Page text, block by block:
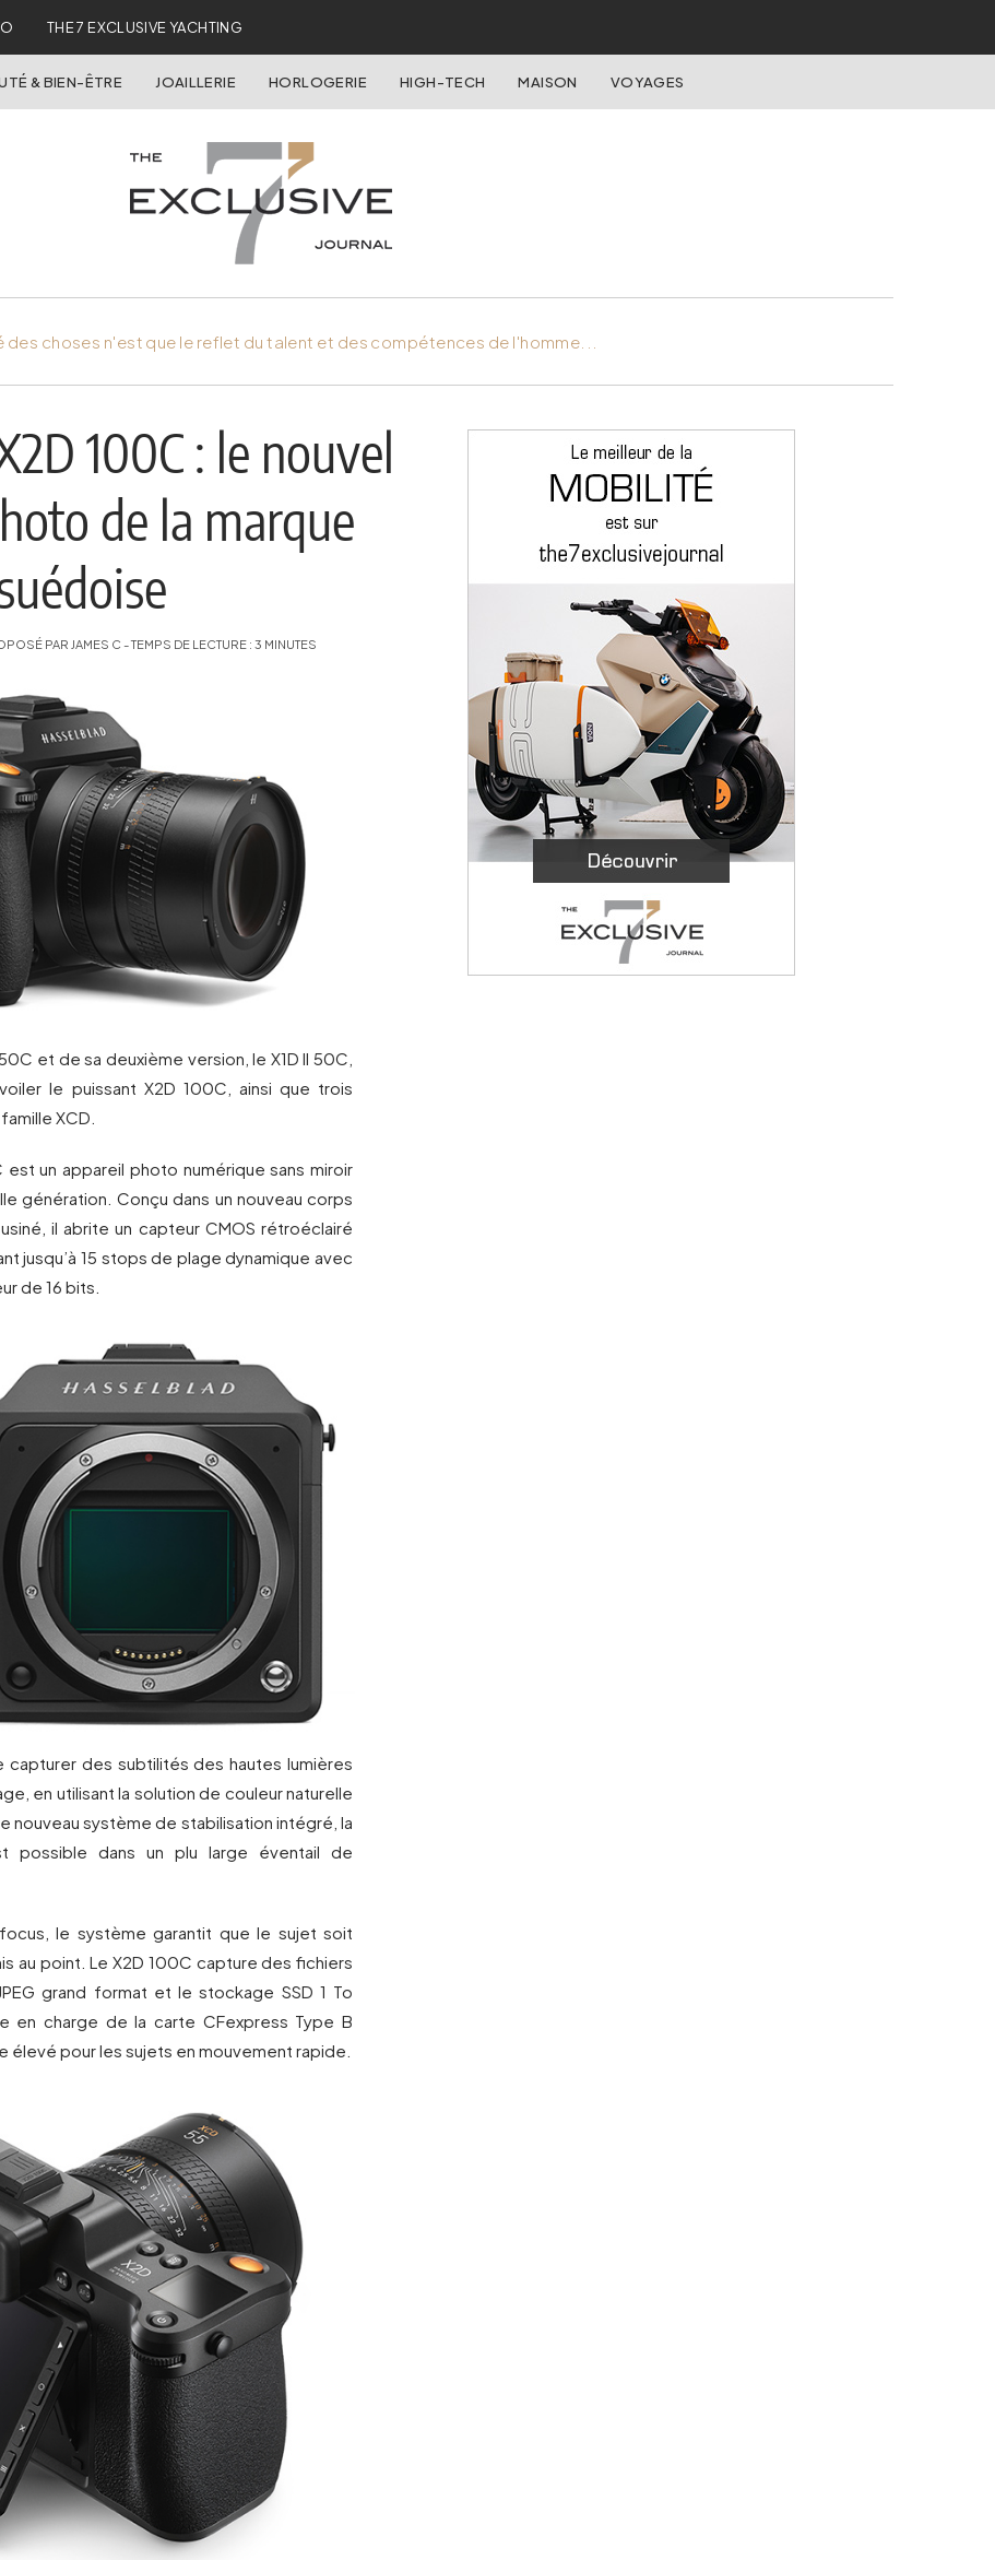
THE 7 EXCLUSIVE YACHTING
& BIEN-ÊTRE JOAILLERIE HORLOGERIE HIGH-TECH MAISON VOYAGES
des choses n'est que le reflet du talent et des compétences de l'homme...
100C : le nouvel
de la marque
PAR JAMES C - TEMPS DE LECTURE : 3 MINUTES
et de sa deuxième version, le X1D II 50C,
le puissant X2D 100C, ainsi que trois
XCD.
est un appareil photo numérique sans miroir
génération. Conçu dans un nouveau corps
il abrite un capteur CMOS rétroéclairé
jusqu’à 15 stops de plage dynamique avec
de 16 bits.
capturer des subtilités des hautes lumières
en utilisant la solution de couleur naturelle
nouveau système de stabilisation intégré, la
possible dans un plu large éventail de
le système garantit que le sujet soit
au point. Le X2D 100C capture des fichiers
grand format et le stockage SSD 1 To
en charge de la carte CFexpress Type B
élevé pour les sujets en mouvement rapide.